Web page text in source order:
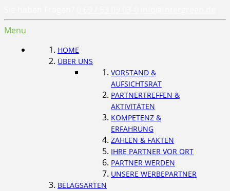
Menu
HOME
ÜBER UNS
VORSTAND &
AUFSICHTSRAT
PARTNERTREFFEN &
AKTIVITÄTEN
KOMPETENZ &
ERFAHRUNG
ZAHLEN & FAKTEN
IHRE PARTNER VOR ORT
PARTNER WERDEN
UNSERE WERBEPARTNER
BELAGSARTEN